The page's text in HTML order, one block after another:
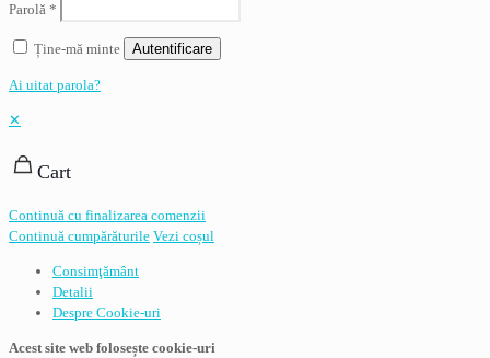
Parolă *
Ține-mă minte Autentificare
Ai uitat parola?
✕
Cart
Continuă cu finalizarea comenzii
Continuă cumpărăturile Vezi coșul
Consimţământ
Detalii
Despre Cookie-uri
Acest site web folosește cookie-uri